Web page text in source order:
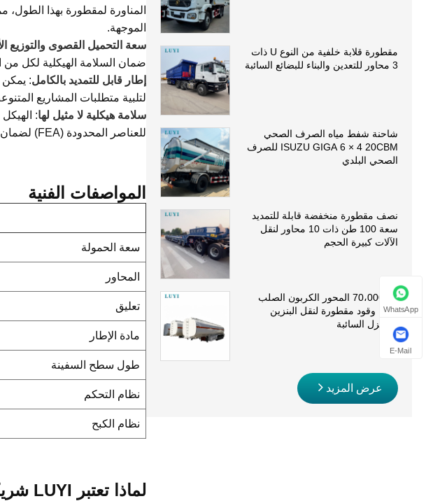
مقطورة قلابة خلفية من النوع U ذات
3 محاور للتعدين والبناء للبضائع السائبة
شاحنة شفط مياه الصرف الصحي
ISUZU GIGA 6 × 4 20CBM للصرف
الصحي البلدي
نصف مقطورة منخفضة قابلة للتمديد
سعة 100 طن ذات 10 محاور لنقل
الآلات كبيرة الحجم
70،000L 5 المحور الكربون الصلب
ناقلة وقود مقطورة لنقل البنزين
والديزل السائبة
عرض المزيد
المناورة لمقطورة بهذا الطول،
الموجهة.
سعة التحميل القصوى والتوزيع
ضمان السلامة الهيكلية لكل من
إطار قابل للتمديد بالكامل: يمكن
لتلبية متطلبات المشاريع
سلامة هيكلية لا مثيل لها
للعناصر المحدودة (FEA) لضمان الأداء والسلامة في ظل أقصى درجات الضغط.
المواصفات الفنية
سعة الحمولة
المحاور
تعليق
مادة الإطار
طول سطح السفينة
نظام التحكم
نظام الكبح
لماذا تعتبر LUYI شريكك الهندسي في مجال النقل الثقيل
WhatsApp
E-Mail